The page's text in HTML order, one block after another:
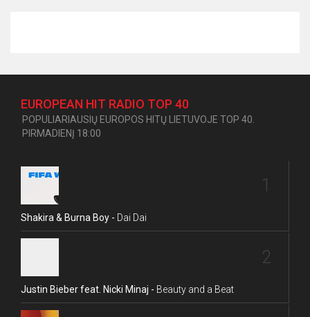
EUROPEAN HIT RADIO TOP 40
POPULIARIAUSIŲ EUROPOS HITŲ LIETUVOJE TOP 40.
PIRMADIENĮ 18:00
1
Shakira & Burna Boy - Dai Dai
2
Justin Bieber feat. Nicki Minaj - Beauty and a Beat